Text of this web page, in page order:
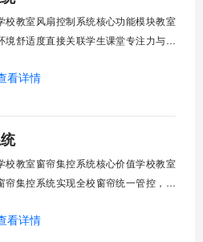
校教室风扇控制系统核心功能模块教室
境舒适度直接关联学生课堂专注力与学
域，打造教室风扇控制系统，实现温度
组联动、安全防护六大模块一体化运
，为学校提供精细化风扇管理方案。
看详情
校教室窗帘集控系统核心价值学校教室
帘集控系统实现全校窗帘统一管控，提
化改造后，一键完成全校窗帘开合，节
看详情